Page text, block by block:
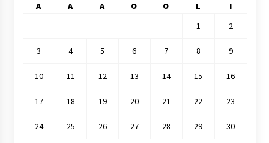
A A A O O L
I
1
2
3 4 5 6 7 8 9
10 11 12 13 14 15 16
17 18 19 20 21 22 23
24 25 26 27 28 29 30